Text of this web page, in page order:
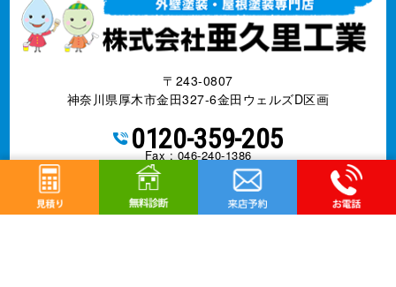
〒243-0807
神奈川県厚木市金田327-6金田ウェルズD区画
0120-359-205
Fax : 046-240-1386
営業電話お断りします
営業時間 10:00～18:00 日曜定休